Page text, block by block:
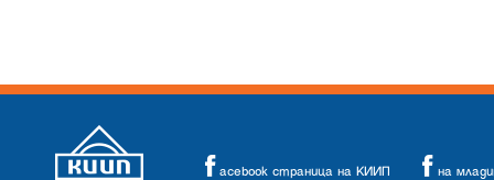
acebook страница на КИИП на